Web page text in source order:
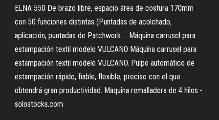
ELNA 550 De brazo libre, espacio área de costura 170mm
con 50 funciones distintas (Puntadas de acolchado,
aplicación, puntadas de Patchwork ... Máquina carrusel para
estampación textil modelo VULCANO Máquina carrusel para
estampación textil modelo VULCANO. Pulpo automático de
estampación rápido, fiable, flexible, preciso con el que
obtendrá gran productividad. Maquina remalladora de 4 hilos -
solostocks.com